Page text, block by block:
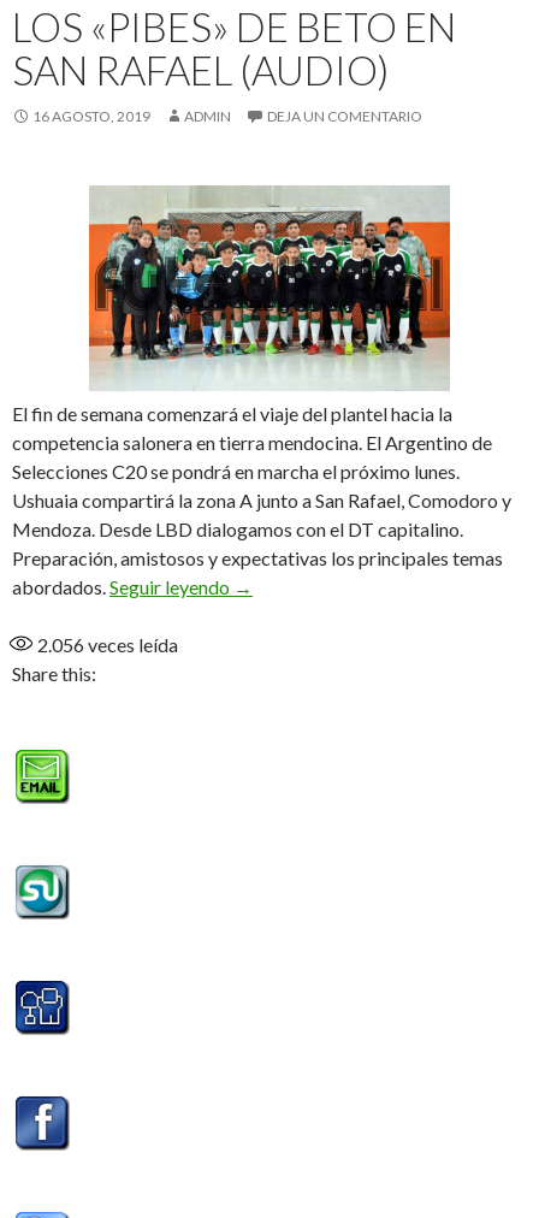
LOS «PIBES» DE BETO EN
SAN RAFAEL (AUDIO)
16 AGOSTO, 2019 ADMIN DEJA UN COMENTARIO
El fin de semana comenzará el viaje del plantel hacia la
competencia salonera en tierra mendocina. El Argentino de
Selecciones C20 se pondrá en marcha el próximo lunes.
Ushuaia compartirá la zona A junto a San Rafael, Comodoro y
Mendoza. Desde LBD dialogamos con el DT capitalino.
Preparación, amistosos y expectativas los principales temas
abordados.Seguir leyendo Los «Pibes» de Beto en San Rafael
→
2.056veces leída
Share this: